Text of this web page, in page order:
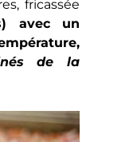
de tout
de faire
et de
et de